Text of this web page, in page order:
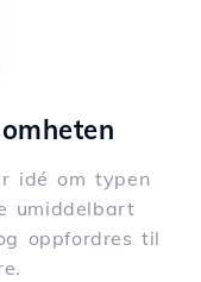
idé om typen
umiddelbart
oppfordres til